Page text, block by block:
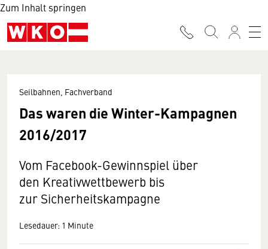
Zum Inhalt springen
Seilbahnen, Fachverband
Das waren die Winter-Kampagnen
2016/2017
Vom Facebook-Gewinnspiel über
den Kreativwettbewerb bis
zur Sicherheitskampagne
Lesedauer: 1 Minute